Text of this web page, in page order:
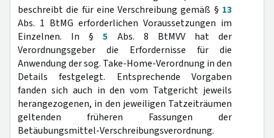
beschreibt die für eine Verschreibung gemäß § 13
Abs. 1 BtMG erforderlichen Voraussetzungen im
Einzelnen. In §5 Abs. 8 BtMVV hat der
Verordnungsgeber die Erfordernisse für die
Anwendung der sog. Take-Home-Verordnung in den
Details festgelegt. Entsprechende Vorgaben
fanden sich auch in den vom Tatgericht jeweils
herangezogenen, in den jeweiligen Tatzeiträumen
geltenden früheren Fassungen der
Betäubungsmittel-Verschreibungsverordnung.